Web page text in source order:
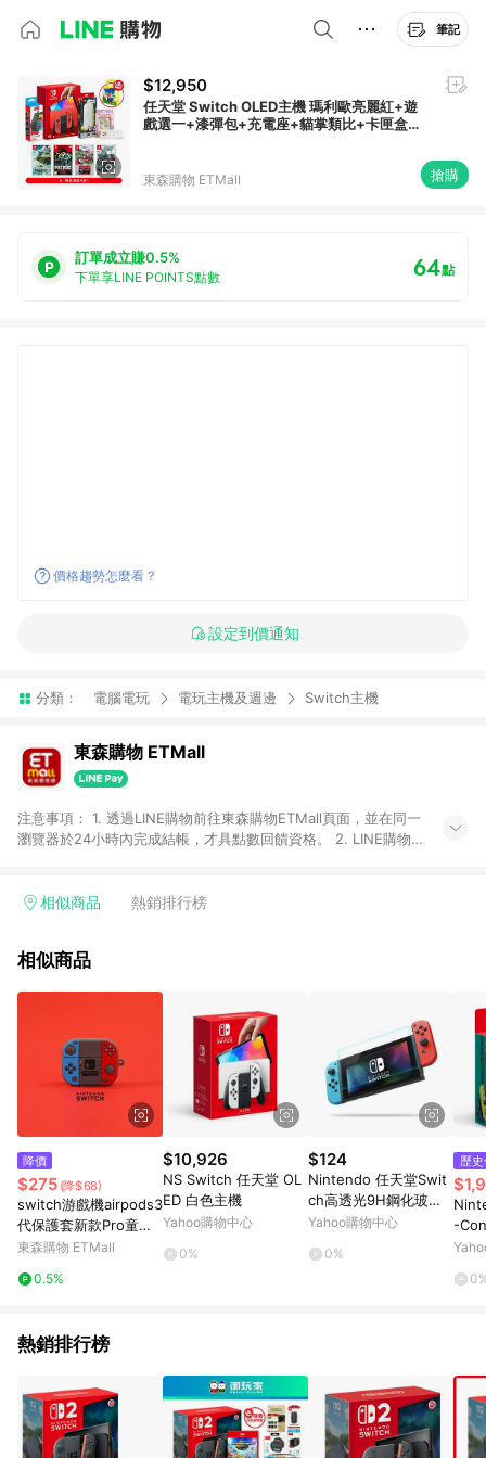
筆記
$12,950
任天堂 Switch OLED主機 瑪利歐亮麗紅+遊
戲選一+漆彈包+充電座+貓掌類比+卡匣盒
東森購物 ETMall 搶購
訂單成立賺0.5%
下單享LINE POINTS點數 64點
價格趨勢怎麼看？
設定到價通知
分類： 電腦電玩 電玩主機及週邊 Switch主機
東森購物 ETMall
注意事項： 1. 透過LINE購物前往東森購物ETMall頁面，並在同一
瀏覽器於24小時內完成結帳，才具點數回饋資格。 2. LINE購物
單，皆不在點數回饋範圍內。 3. 如購買以下類別商品，將無法獲
球嚴選、商城、專案商品、「草莓網」全館商品。 4. 如取消訂
實際回饋請依LINE購物通知為主。 6. 訂單如有使用東森購物
ETMall站內之折扣優惠(包含但不限於東森幣、樂透金、東森現金
券等)，不具點數回饋資格。詳細請依東森購物ETMall之結帳頁面
顯示為準。 7. LINE購物設有「單一商品最高回饋點數」機制(特
殊活動時開放「回饋無上限」)，以同一訂單中同一商品不論件數
計算，並依訂單成立時間當下LINE購物所設定的回饋機制為準。
8. LINE購物為購物資訊整合性平台，商品資料更新會有時間差，
如顯示之商品規格、顏色、價位、贈品與東森購物ETMall銷售網
頁不符，以銷售網頁標示為準。 9. 若有贈點爭議，請務必於訂單
日期+180天以內至LINE購物客服洽詢；若超過180天(含)以上進
行申訴，恕無法贈點回饋。 10. 部分點數紅包僅限指定商品使
用，或不適用於無回饋商品。各點數紅包之適用商品與使用條件
請依點數紅包頁面規則為準。
相似商品 熱銷排行榜
相似商品
降價
$275 (降$68)
switch游戲機airpods3
代保護套新款Pro童年
創意蘋果無線耳機盒殼
東森購物 ETMall
0.5%
$10,926
NS Switch 任天堂 OL
ED 白色主機
Yahoo購物中心
0%
$124
Nintendo 任天堂Swit
ch高透光9H鋼化玻璃
貼
Yahoo購物中心
0%
歷
-
熱銷排行榜